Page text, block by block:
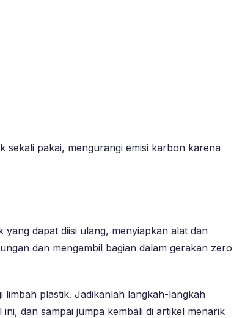
sekali pakai, mengurangi emisi karbon karena
dapat diisi ulang, menyiapkan alat dan
dan mengambil bagian dalam gerakan zero
plastik. Jadikanlah langkah-langkah
dan sampai jumpa kembali di artikel menarik